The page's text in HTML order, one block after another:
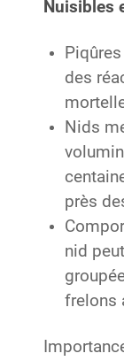
Nuisibles
des
Nids
près
nid
frelons